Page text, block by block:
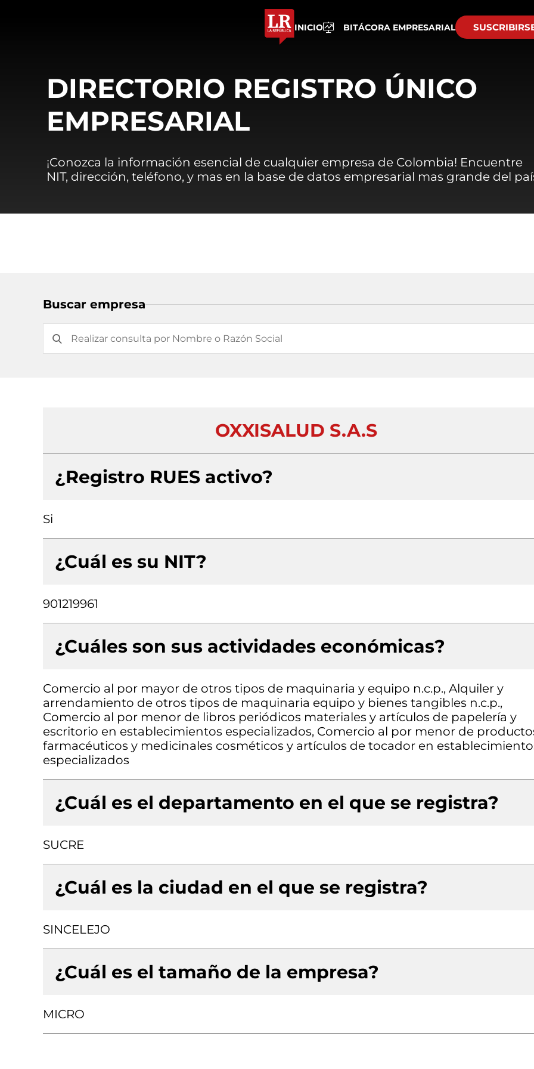
INICIO BITÁCORA EMPRESARIAL
DIRECTORIO REGISTRO ÚNICO
EMPRESARIAL
¡Conozca la información esencial de cualquier empresa de Colombia! Encuentre
NIT, dirección, teléfono, y mas en la base de datos empresarial mas grande del
Buscar empresa
OXXISALUD S.A.S
¿Registro RUES activo?
Si
¿Cuál es su NIT?
901219961
¿Cuáles son sus actividades económicas?
Comercio al por mayor de otros tipos de maquinaria y equipo n.c.p., Alquiler y
arrendamiento de otros tipos de maquinaria equipo y bienes tangibles n.c.p.,
Comercio al por menor de libros periódicos materiales y artículos de papelería y
escritorio en establecimientos especializados, Comercio al por menor de
farmacéuticos y medicinales cosméticos y artículos de tocador en
especializados
¿Cuál es el departamento en el que se registra?
SUCRE
¿Cuál es la ciudad en el que se registra?
SINCELEJO
¿Cuál es el tamaño de la empresa?
MICRO